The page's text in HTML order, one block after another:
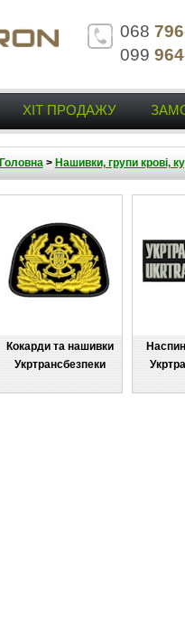
068
099
ХІТ ПРОДАЖУ
Головна> Нашивки, групи крові,
Кокарди та нашивки
Укртрансбезпеки